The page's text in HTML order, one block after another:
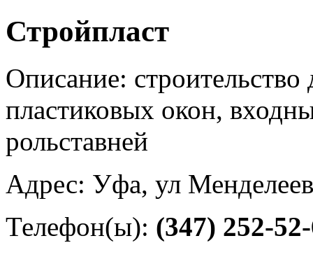
Стройпласт
Описание: строительство
пластиковых окон,
рольставней
Адрес: Уфа, ул
Телефон(ы): (347) 252-